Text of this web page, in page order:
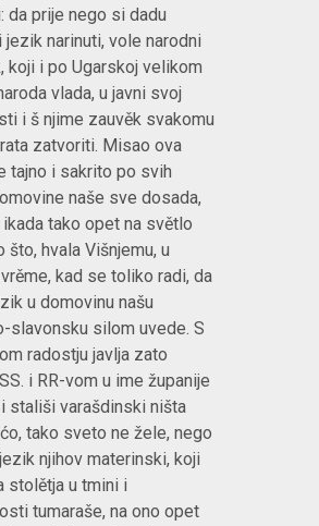
da prije nego si dadu
jezik narinuti, vole narodni
koji i po Ugarskoj velikom
vlada, u javni svoj
i š njime zauvěk svakomu
zatvoriti. Misao ova
tajno i sakrito po svih
naše sve dosada,
tako opet na světlo
što, hvala Višnjemu, u
kad se toliko radi, da
u domovinu našu
slavonsku silom uvede. S
radostju javlja zato
i RR-vom u ime županije
stališi varašdinski ništa
tako sveto ne žele, nego
njihov materinski, koji
stolětja u tmini i
tumaraše, na ono opet